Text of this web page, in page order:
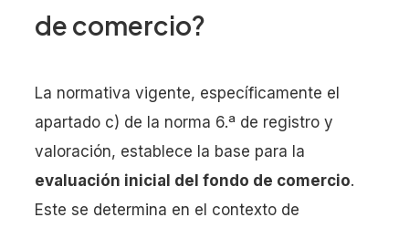
de comercio?
La normativa vigente, específicamente el
apartado c) de la norma 6.ª de registro y
valoración, establece la base para la
evaluación inicial del fondo de comercio.
Este se determina en el contexto de